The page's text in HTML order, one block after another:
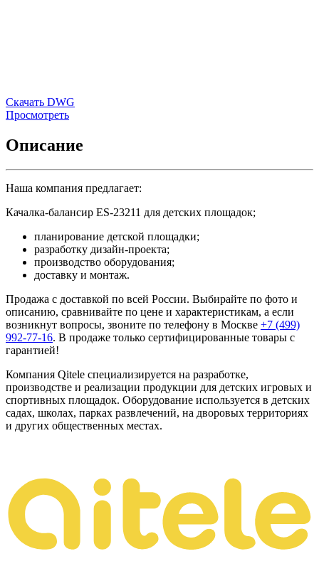
Скачать DWG
Просмотреть
Описание
Наша компания предлагает:
Качалка-балансир ES-23211 для детских площадок;
планирование детской площадки;
разработку дизайн-проекта;
производство оборудования;
доставку и монтаж.
Продажа с доставкой по всей России. Выбирайте по фото и
описанию, сравнивайте по цене и характеристикам, а если
возникнут вопросы, звоните по телефону в Москве +7 (499)
992-77-16. В продаже только сертифицированные товары с
гарантией!
Компания Qitele специализируется на разработке,
производстве и реализации продукции для детских игровых и
спортивных площадок. Оборудование используется в детских
садах, школах, парках развлечений, на дворовых территориях
и других общественных местах.